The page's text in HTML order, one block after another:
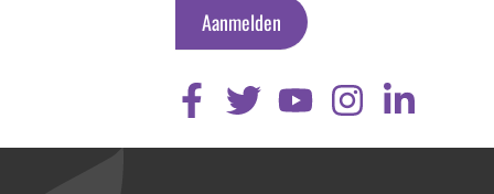
Aanmelden